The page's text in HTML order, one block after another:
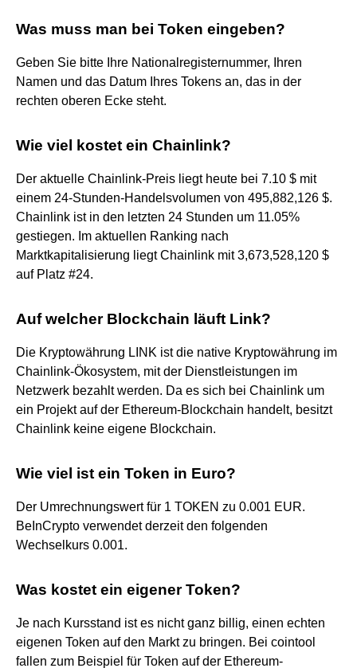
Was muss man bei Token eingeben?
Geben Sie bitte Ihre Nationalregisternummer, Ihren
Namen und das Datum Ihres Tokens an, das in der
rechten oberen Ecke steht.
Wie viel kostet ein Chainlink?
Der aktuelle Chainlink-Preis liegt heute bei 7.10 $ mit
einem 24-Stunden-Handelsvolumen von 495,882,126 $.
Chainlink ist in den letzten 24 Stunden um 11.05%
gestiegen. Im aktuellen Ranking nach
Marktkapitalisierung liegt Chainlink mit 3,673,528,120 $
auf Platz #24.
Auf welcher Blockchain läuft Link?
Die Kryptowährung LINK ist die native Kryptowährung im
Chainlink-Ökosystem, mit der Dienstleistungen im
Netzwerk bezahlt werden. Da es sich bei Chainlink um
ein Projekt auf der Ethereum-Blockchain handelt, besitzt
Chainlink keine eigene Blockchain.
Wie viel ist ein Token in Euro?
Der Umrechnungswert für 1 TOKEN zu 0.001 EUR.
BeInCrypto verwendet derzeit den folgenden
Wechselkurs 0.001.
Was kostet ein eigener Token?
Je nach Kursstand ist es nicht ganz billig, einen echten
eigenen Token auf den Markt zu bringen. Bei cointool
fallen zum Beispiel für Token auf der Ethereum-